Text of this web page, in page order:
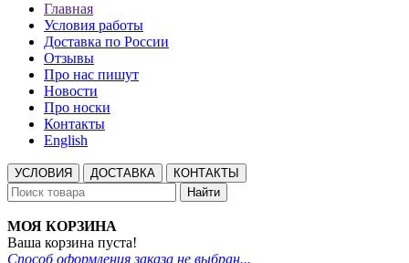
Главная
Условия работы
Доставка по России
Отзывы
Про нас пишут
Новости
Про носки
Контакты
English
УСЛОВИЯ ДОСТАВКА
КОНТАКТЫ
Найти
МОЯ КОРЗИНА
Ваша корзина пуста!
Способ оформления заказа не выбран...